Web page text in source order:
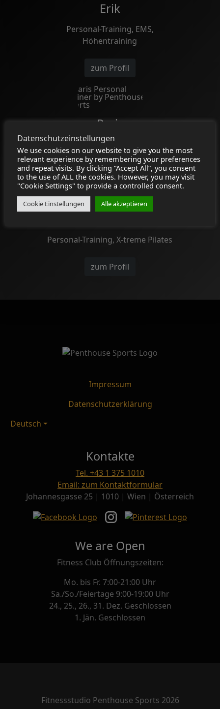
Erik
Personal-Training, EMS,
Höhentraining
zum Profil
Paris
Personal-Training, X-treme Pilates
zum Profil
Personal-Training, X-treme Pilates
zum Profil
Impressum
Datenschutzerklärung
Deutsch
Kontakte
Tel. +43 1 375 1010
Email: zum Kontaktformular
Johannesgasse 25 | 1010 | Wien | Österreich
We are Open
Fitness Club Öffnungszeiten:
Mo. bis Fr. 7:00-21:00 Uhr
Sa./So./Feiertage 9:00-19:00 Uhr
24., 25., 26., 31. Dez. Geschlossen
1. Jän. Geschlossen
Fitnessstudio Penthouse Sports 2026
Datenschutzeinstellungen
We use cookies on our website to give you the most
relevant experience by remembering your preferences
and repeat visits. By clicking “Accept All”, you consent
to the use of ALL the cookies. However, you may visit
"Cookie Settings" to provide a controlled consent.
Cookie Einstellungen Alle akzeptieren